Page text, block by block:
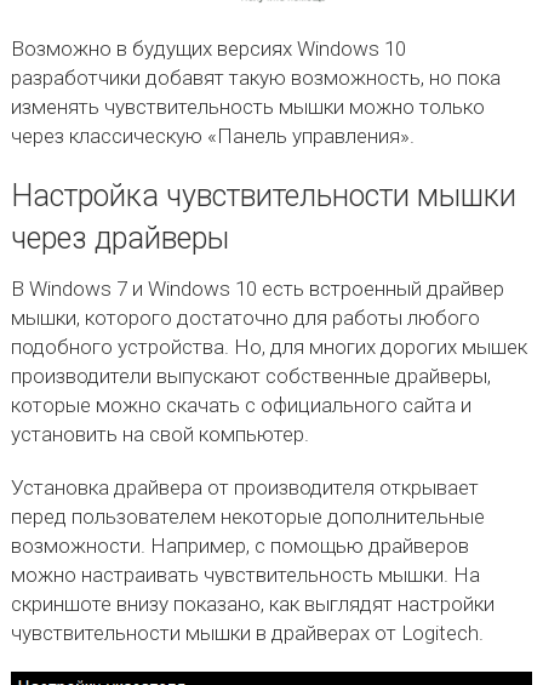
Возможно в будущих версиях Windows 10
разработчики добавят такую возможность, но пока
изменять чувствительность мышки можно только
через классическую «Панель управления».
Настройка чувствительности мышки
через драйверы
В Windows 7 и Windows 10 есть встроенный драйвер
мышки, которого достаточно для работы любого
подобного устройства. Но, для многих дорогих мышек
производители выпускают собственные драйверы,
которые можно скачать с официального сайта и
установить на свой компьютер.
Установка драйвера от производителя открывает
перед пользователем некоторые дополнительные
возможности. Например, с помощью драйверов
можно настраивать чувствительность мышки. На
скриншоте внизу показано, как выглядят настройки
чувствительности мышки в драйверах от Logitech.